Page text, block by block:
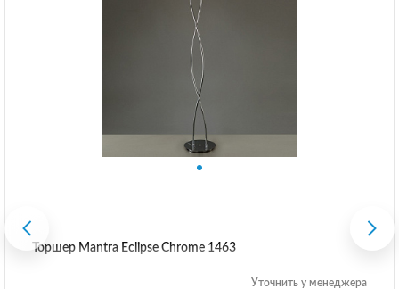
Торшер Mantra Eclipse Chrome 1463
Уточнить у менеджера